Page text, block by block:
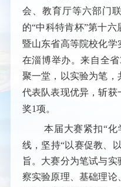
会、教育厅等六部门
的“中科特肯杯”第十
暨山东省高等院校化学
在淄博举办。来自全省
聚一堂，以实验为笔，
代表队表现优异 ，斩
奖1项。
本届大赛紧扣“化
线 ， 坚持“以赛促教、
旨。 大赛分为笔试与实
察实验原理、基础理论